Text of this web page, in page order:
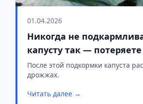
01.04.2026
Никогда не
капусту так —
После этой подкормки капуста
дрожжах.
Читать далее →